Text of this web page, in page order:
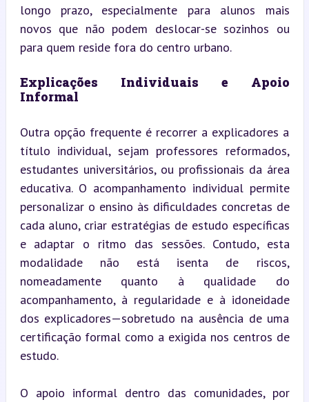
longo prazo, especialmente para alunos mais
novos que não podem deslocar-se sozinhos ou
para quem reside fora do centro urbano.
Explicações Individuais e Apoio
Informal
Outra opção frequente é recorrer a explicadores a
título individual, sejam professores reformados,
estudantes universitários, ou profissionais da área
educativa. O acompanhamento individual permite
personalizar o ensino às dificuldades concretas de
cada aluno, criar estratégias de estudo específicas
e adaptar o ritmo das sessões. Contudo, esta
modalidade não está isenta de riscos,
nomeadamente quanto à qualidade do
acompanhamento, à regularidade e à idoneidade
dos explicadores—sobretudo na ausência de uma
certificação formal como a exigida nos centros de
estudo.
O apoio informal dentro das comunidades, por